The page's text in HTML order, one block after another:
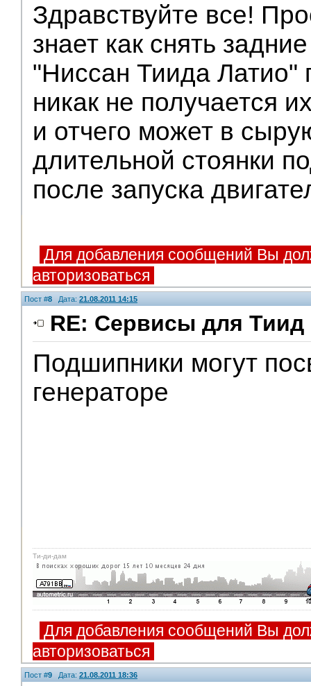
Здравствуйте все!
знает как снять
"Ниссан Тиида Латио"
никак не получается
и отчего может в
длительной стоянки
после запуска
Для добавления сообщений Вы
авторизоваться
Пост #8 Дата: 21.08.2011 14:15
RE: Сервисы для Тиид
Подшипники могут
генераторе
Ти-ди-дам
Для добавления сообщений Вы
авторизоваться
Пост #9 Дата: 21.08.2011 18:36